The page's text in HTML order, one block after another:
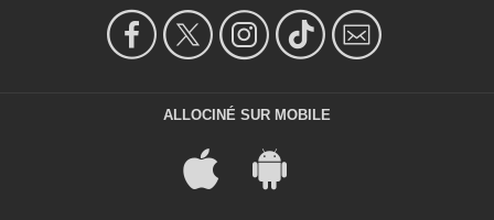
ALLOCINÉ SUR MOBILE